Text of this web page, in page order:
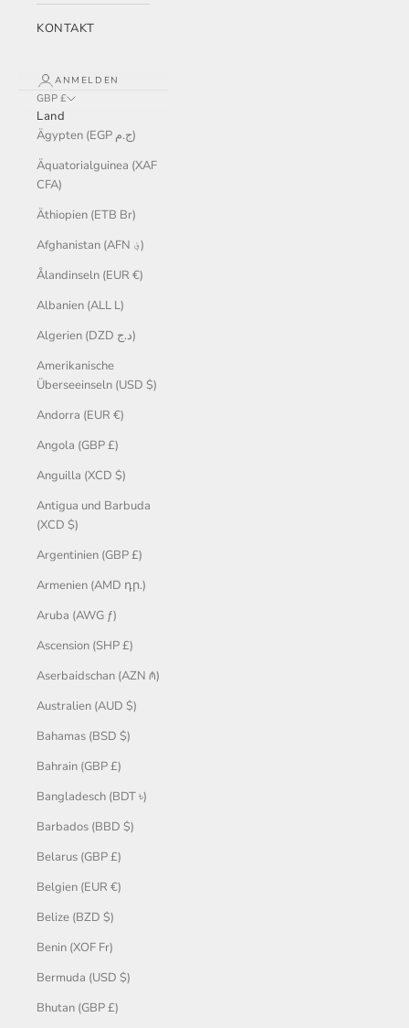
KONTAKT
ANMELDEN
GBP £
Land
Ägypten (EGP ج.م)
Äquatorialguinea (XAF
CFA)
Äthiopien (ETB Br)
Afghanistan (AFN ؋)
Ålandinseln (EUR €)
Albanien (ALL L)
Algerien (DZD د.ج)
Amerikanische
Überseeinseln (USD $)
Andorra (EUR €)
Angola (GBP £)
Anguilla (XCD $)
Antigua und Barbuda
(XCD $)
Argentinien (GBP £)
Armenien (AMD դր.)
Aruba (AWG ƒ)
Ascension (SHP £)
Aserbaidschan (AZN ₼)
Australien (AUD $)
Bahamas (BSD $)
Bahrain (GBP £)
Bangladesch (BDT ৳)
Barbados (BBD $)
Belarus (GBP £)
Belgien (EUR €)
Belize (BZD $)
Benin (XOF Fr)
Bermuda (USD $)
Bhutan (GBP £)